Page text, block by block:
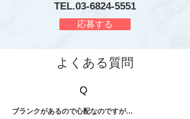
TEL.03-6824-5551
応募する
​よくある質問
Q
ブランクがあるので心配なのですが…